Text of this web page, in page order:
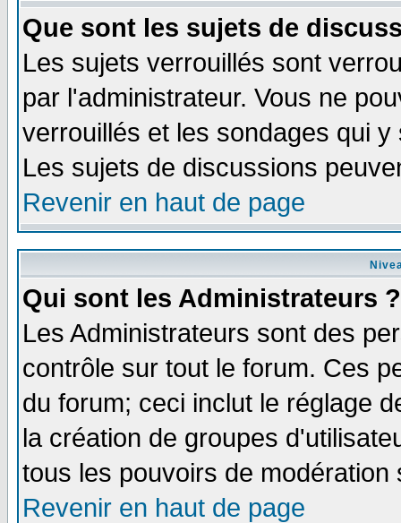
Que sont les sujets de
Les sujets verrouillés sont
par l'administrateur. Vous ne
verrouillés et les sondages qui
Les sujets de discussions
Revenir en haut de page
Qui sont les Administrateurs ?
Les Administrateurs sont des
contrôle sur tout le forum. Ces
du forum; ceci inclut le réglage
la création de groupes
tous les pouvoirs de modération
Revenir en haut de page